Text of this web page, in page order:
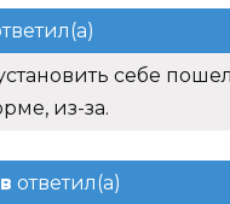
себе
из-за.
ответил(а)